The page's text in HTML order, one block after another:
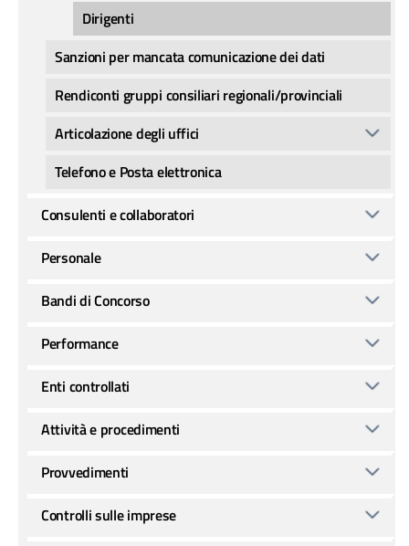
Dirigenti
Sanzioni per mancata comunicazione dei dati
Rendiconti gruppi consiliari regionali/provinciali
Articolazione degli uffici
Telefono e Posta elettronica
Consulenti e collaboratori
Personale
Bandi di Concorso
Performance
Enti controllati
Attività e procedimenti
Provvedimenti
Controlli sulle imprese